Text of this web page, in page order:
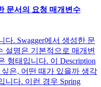
문서의 요청 매개변수
. Swagger에서 생성한 문
설명은 기본적으로 매개변
형태입니다. 이 Description
은, 어떤 때가 있을까 생각
니다. 이런 경우 Spring